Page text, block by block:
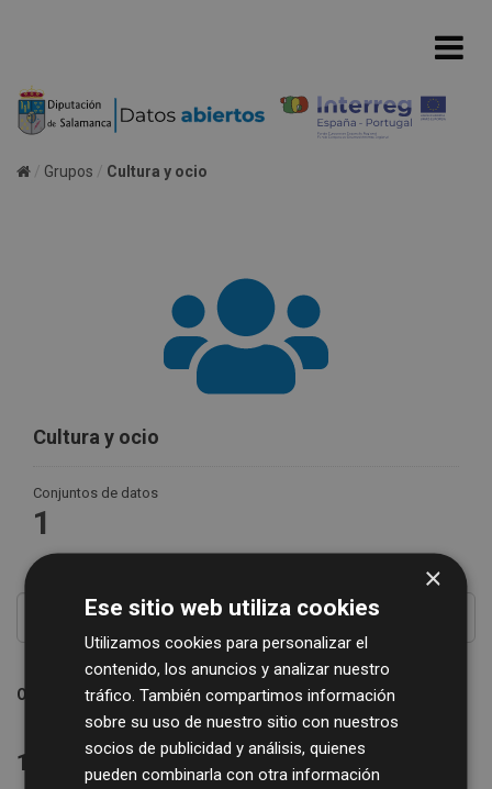
Grupos Cultura y ocio
Cultura y ocio
Conjuntos de datos
1
Ordenar por
1 conjunto de datos encontrado
×
Ese sitio web utiliza cookies
Utilizamos cookies para personalizar el
contenido, los anuncios y analizar nuestro
tráfico. También compartimos información
sobre su uso de nuestro sitio con nuestros
socios de publicidad y análisis, quienes
pueden combinarla con otra información